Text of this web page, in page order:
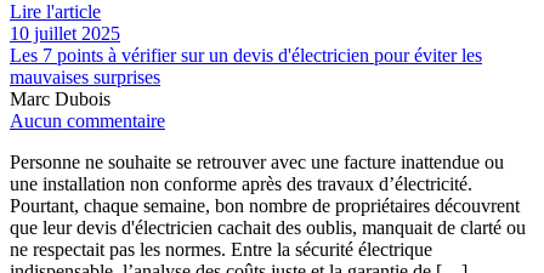
Lire l'article
10 juillet 2025
Les 7 points à vérifier sur un devis d'électricien pour éviter les
mauvaises surprises
Marc Dubois
Aucun commentaire
Personne ne souhaite se retrouver avec une facture inattendue ou
une installation non conforme après des travaux d’électricité.
Pourtant, chaque semaine, bon nombre de propriétaires découvrent
que leur devis d'électricien cachait des oublis, manquait de clarté ou
ne respectait pas les normes. Entre la sécurité électrique